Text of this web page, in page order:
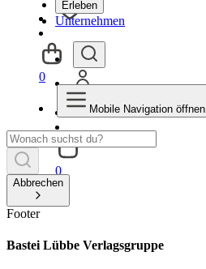
Erleben
Unternehmen
0
0
Mobile Navigation öffnen
Abbrechen
Footer
Bastei Lübbe Verlagsgruppe